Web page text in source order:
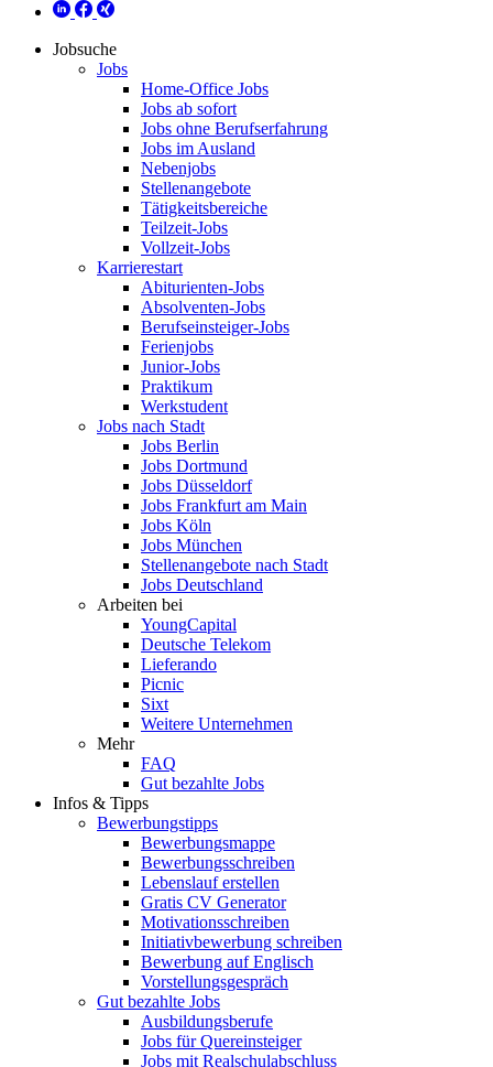
Jobsuche
Jobs
Home-Office Jobs
Jobs ab sofort
Jobs ohne Berufserfahrung
Jobs im Ausland
Nebenjobs
Stellenangebote
Tätigkeitsbereiche
Teilzeit-Jobs
Vollzeit-Jobs
Karrierestart
Abiturienten-Jobs
Absolventen-Jobs
Berufseinsteiger-Jobs
Ferienjobs
Junior-Jobs
Praktikum
Werkstudent
Jobs nach Stadt
Jobs Berlin
Jobs Dortmund
Jobs Düsseldorf
Jobs Frankfurt am Main
Jobs Köln
Jobs München
Stellenangebote nach Stadt
Jobs Deutschland
Arbeiten bei
YoungCapital
Deutsche Telekom
Lieferando
Picnic
Sixt
Weitere Unternehmen
Mehr
FAQ
Gut bezahlte Jobs
Infos & Tipps
Bewerbungstipps
Bewerbungsmappe
Bewerbungsschreiben
Lebenslauf erstellen
Gratis CV Generator
Motivationsschreiben
Initiativbewerbung schreiben
Bewerbung auf Englisch
Vorstellungsgespräch
Gut bezahlte Jobs
Ausbildungsberufe
Jobs für Quereinsteiger
Jobs mit Realschulabschluss